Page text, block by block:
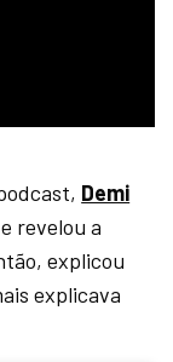
Demi
revelou a
explicou
explicava